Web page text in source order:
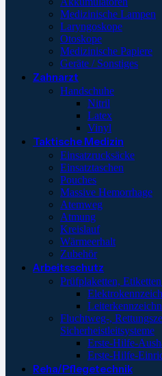
Medizinische Lampen
Laryngoskope
Otoskope
Medizinische Papiere
Geräte / Sonstiges
Zahnarzt
Handschuhe
Nitril
Latex
Vinyl
Taktische Medizin
Einsatzrucksäcke
Einsatztaschen
Pouches
Massive Hemorrhage
Atemweg
Atmung
Kreislauf
Wärmeerhalt
Zubehör
Arbeitsschutz
Prüfplaketten,
Fluchtweg-,
Sicherheistleitsysteme
Erste-Hilfe-
Erste-Hilfe-
Reha/Pflegetechnik